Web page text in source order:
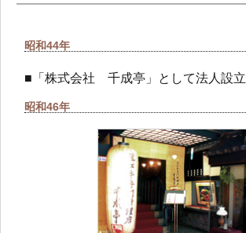
昭和44年
■「株式会社 千成亭」として法人設立
昭和46年